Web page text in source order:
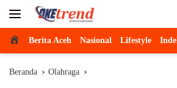
Beranda
Berita Aceh Nasional Lifestyle
Beranda Olahraga